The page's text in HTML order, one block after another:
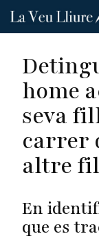
Vés
home
seva
carrer
altre
En
que es